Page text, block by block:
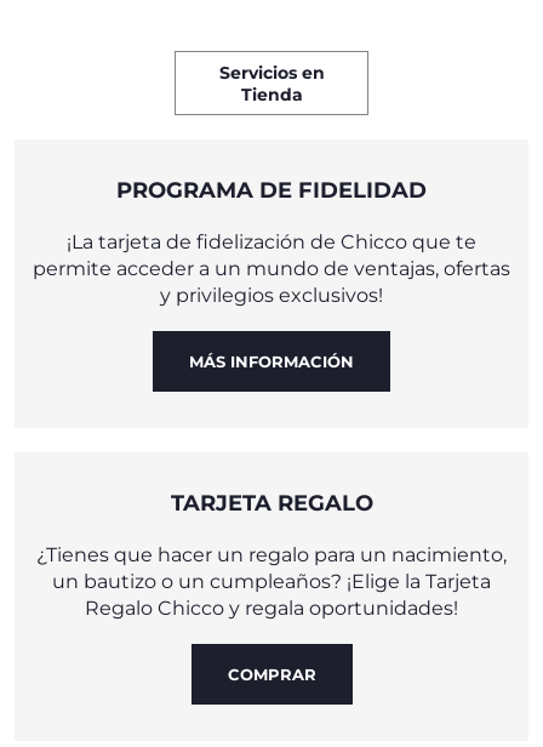
Servicios en
Tienda
PROGRAMA DE FIDELIDAD
¡La tarjeta de fidelización de Chicco que te
permite acceder a un mundo de ventajas, ofertas
y privilegios exclusivos!
MÁS INFORMACIÓN
TARJETA REGALO
¿Tienes que hacer un regalo para un nacimiento,
un bautizo o un cumpleaños? ¡Elige la Tarjeta
Regalo Chicco y regala oportunidades!
COMPRAR